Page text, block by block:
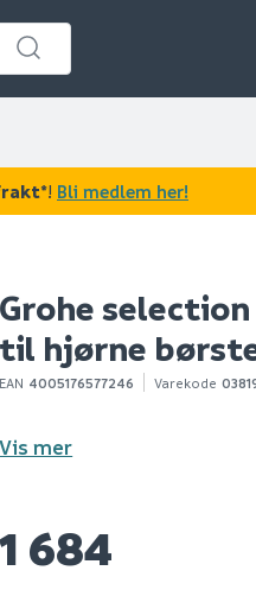
Grohe
til hjørne
EAN 4005176577246 Varekode
Vis mer
1 684
! Bli medlem her!